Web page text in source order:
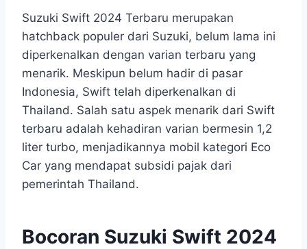
Suzuki Swift 2024 Terbaru merupakan
hatchback populer dari Suzuki, belum lama ini
diperkenalkan dengan varian terbaru yang
menarik. Meskipun belum hadir di pasar
Indonesia, Swift telah diperkenalkan di
Thailand. Salah satu aspek menarik dari Swift
terbaru adalah kehadiran varian bermesin 1,2
liter turbo, menjadikannya mobil kategori Eco
Car yang mendapat subsidi pajak dari
pemerintah Thailand.
Bocoran Suzuki Swift 2024